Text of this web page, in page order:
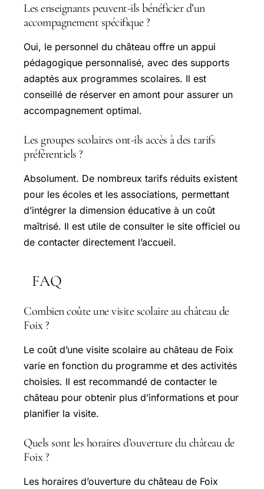
Les enseignants peuvent-ils bénéficier d’un
accompagnement spécifique ?
Oui, le personnel du château offre un appui
pédagogique personnalisé, avec des supports
adaptés aux programmes scolaires. Il est
conseillé de réserver en amont pour assurer un
accompagnement optimal.
Les groupes scolaires ont-ils accès à des tarifs
préférentiels ?
Absolument. De nombreux tarifs réduits existent
pour les écoles et les associations, permettant
d’intégrer la dimension éducative à un coût
maîtrisé. Il est utile de consulter le site officiel ou
de contacter directement l’accueil.
FAQ
Combien coûte une visite scolaire au château de
Foix ?
Le coût d’une visite scolaire au château de Foix
varie en fonction du programme et des activités
choisies. Il est recommandé de contacter le
château pour obtenir plus d’informations et pour
planifier la visite.
Quels sont les horaires d’ouverture du château de
Foix ?
Les horaires d’ouverture du château de Foix